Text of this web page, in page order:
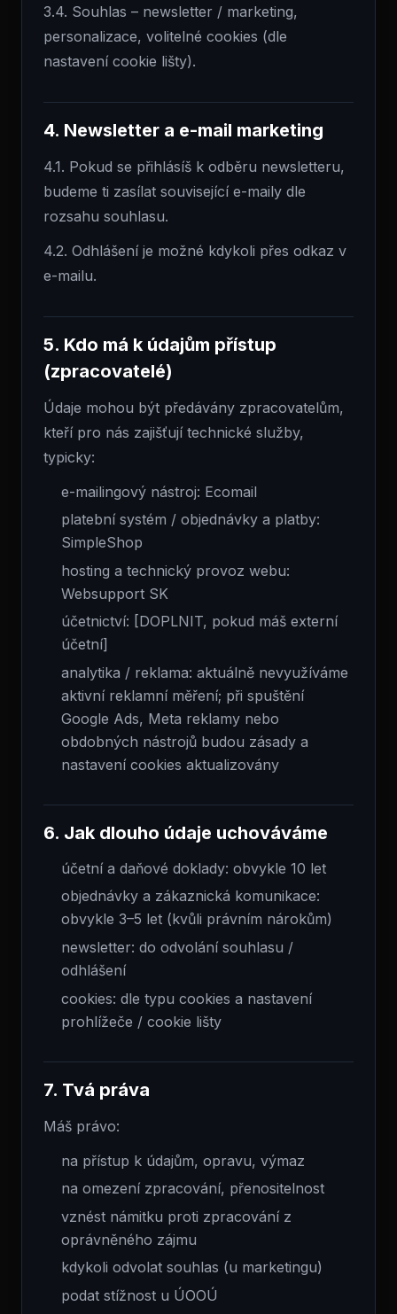
3.4. Souhlas – newsletter / marketing,
personalizace, volitelné cookies (dle
nastavení cookie lišty).
4. Newsletter a e-mail marketing
4.1. Pokud se přihlásíš k odběru newsletteru,
budeme ti zasílat související e-maily dle
rozsahu souhlasu.
4.2. Odhlášení je možné kdykoli přes odkaz v
e-mailu.
5. Kdo má k údajům přístup
(zpracovatelé)
Údaje mohou být předávány zpracovatelům,
kteří pro nás zajišťují technické služby,
typicky:
e-mailingový nástroj: Ecomail
platební systém / objednávky a platby:
SimpleShop
hosting a technický provoz webu:
Websupport SK
účetnictví: [DOPLNIT, pokud máš externí
účetní]
analytika / reklama: aktuálně nevyužíváme
aktivní reklamní měření; při spuštění
Google Ads, Meta reklamy nebo
obdobných nástrojů budou zásady a
nastavení cookies aktualizovány
6. Jak dlouho údaje uchováváme
účetní a daňové doklady: obvykle 10 let
objednávky a zákaznická komunikace:
obvykle 3–5 let (kvůli právním nárokům)
newsletter: do odvolání souhlasu /
odhlášení
cookies: dle typu cookies a nastavení
prohlížeče / cookie lišty
7. Tvá práva
Máš právo:
na přístup k údajům, opravu, výmaz
na omezení zpracování, přenositelnost
vznést námitku proti zpracování z
oprávněného zájmu
kdykoli odvolat souhlas (u marketingu)
podat stížnost u ÚOOÚ